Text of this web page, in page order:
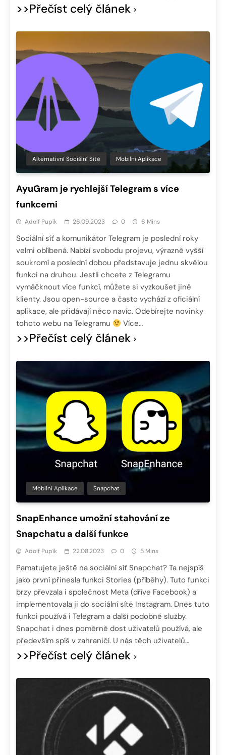
>>Přečíst celý článek
Alternativní Sociální Sítě Mobilní Aplikace
AyuGram je rychlejší Telegram s více
funkcemi
Adolf Pupík 26.09.2023 0 6 Mins
Sociální síť a komunikátor Telegram je poslední roky
velmi oblíbená. Nabízí svobodu projevu, výrazně vyšší
soukromí a poslední dobou představuje jednu skvělou
funkci na druhou. Jestli chcete z Telegramu
vymáčknout více funkcí, můžete si vyzkoušet jiné
klienty. Jsou open-source a často vychází z oficiální
aplikace, ale přidávají něco navíc. Odebírejte novinky
tohoto webu na Telegramu
Více…
>>Přečíst celý článek
Mobilní Aplikace Snapchat
SnapEnhance umožní stahování ze
Snapchatu a další funkce
Adolf Pupík 22.08.2023 0 5 Mins
Pamatujete ještě na sociální síť Snapchat? Ta nejspíš
jako první přinesla funkci Stories (příběhy). Tuto funkci
brzy převzala i společnost Meta (dříve Facebook) a
implementovala ji do sociální sítě Instagram. Dnes tuto
funkci používá i Telegram a další podobné služby.
Snapchat i dnes poměrně dost uživatelů používá, ale
především spíš v zahraničí. U nás těch uživatelů…
>>Přečíst celý článek